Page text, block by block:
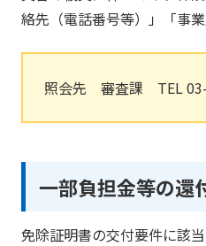
絡先（電話番号等）」「事
照会先 審査課 TEL
一部負担金等の還
免除証明書の交付要件に該